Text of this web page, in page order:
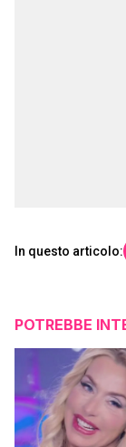
In questo articolo:
POTREBBE